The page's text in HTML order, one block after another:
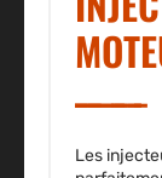
Les